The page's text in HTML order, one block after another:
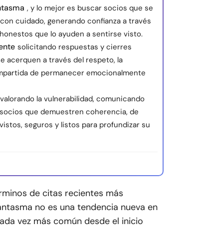
, y lo mejor es buscar socios que se
cuidado, generando confianza a través
que lo ayuden a sentirse visto.
solicitando respuestas y cierres
acerquen a través del respeto, la
de permanecer emocionalmente
valorando la vulnerabilidad, comunicando
que demuestren coherencia, de
seguros y listos para profundizar su
de citas recientes más
no es una tendencia nueva en
vez más común desde el inicio